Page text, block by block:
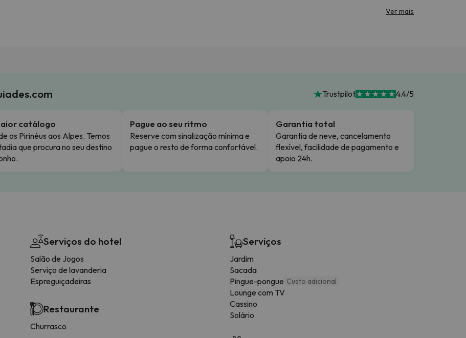
Ver mais
Trustpilot 4.4/5
catálogo
os Pirinéus aos Alpes. Temos
que procura no seu destino
Pague ao seu ritmo
Reserve com sinalização mínima e
pague o resto de forma confortável.
Garantia total
Garantia de neve, cancelamento
flexível, facilidade de pagamento e
apoio 24h.
Serviços do hotel
Salão de Jogos
Serviço de lavanderia
Espreguiçadeiras
Restaurante
Churrasco
Serviços
Jardim
Sacada
Pingue-pongue Custo adicional
Lounge com TV
Cassino
Solário